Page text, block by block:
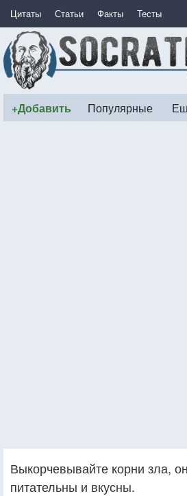
Цитаты Статьи Факты Тесты
+Добавить Популярные
Выкорчевывайте корни зла,
питательны и вкусны.